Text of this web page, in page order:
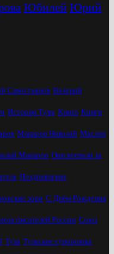
Юбилей Юрий
Савостьянов Валерий
История Тулы Книга Книги
Макаров Николай Маслов
Макаров Они воевали за
Поздравление
зори С Днём Рождения
писателей России Союз
Тула Тульские суворовцы